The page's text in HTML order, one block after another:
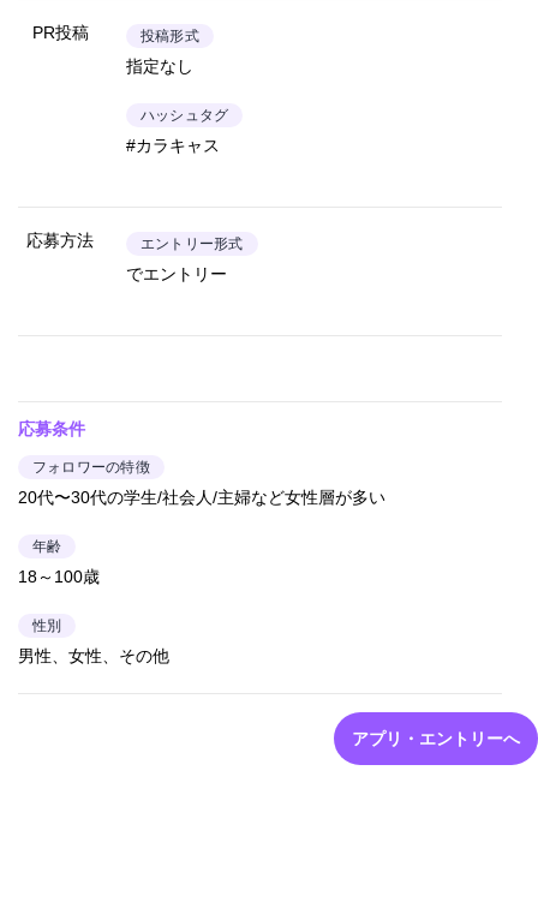
PR投稿 投稿形式
指定なし
ハッシュタグ
#カラキャス
応募方法 エントリー形式
でエントリー
応募条件
フォロワーの特徴
20代〜30代の学生/社会人/主婦など女性層が多い
年齢
18～100歳
性別
男性、女性、その他
アプリ・エントリーへ